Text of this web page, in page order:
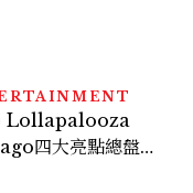
Lollapalooza
四大亮點總盤